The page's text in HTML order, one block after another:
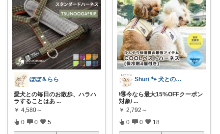
ぽぽ＆らら
愛犬との毎日のお散歩、ハラハ
ラすることはあ ...
￥ 4,580～
0 0 5
Shuri 🐾 犬とのんびり暮らし
\🉐今なら最大15%OFFクーポン
対象/...
￥ 2,792～
0 0 18